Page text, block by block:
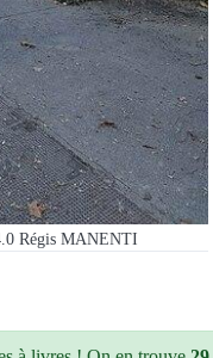
Régis MANENTI